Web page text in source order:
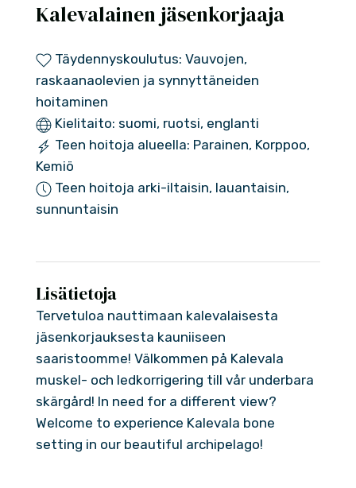
Kalevalainen jäsenkorjaaja
Täydennyskoulutus: Vauvojen,
raskaanaolevien ja synnyttäneiden
hoitaminen
Kielitaito: suomi, ruotsi, englanti
Teen hoitoja alueella: Parainen, Korppoo,
Kemiö
Teen hoitoja arki-iltaisin, lauantaisin,
sunnuntaisin
Lisätietoja
Tervetuloa nauttimaan kalevalaisesta
jäsenkorjauksesta kauniiseen
saaristoomme! Välkommen på Kalevala
muskel- och ledkorrigering till vår underbara
skärgård! In need for a different view?
Welcome to experience Kalevala bone
setting in our beautiful archipelago!